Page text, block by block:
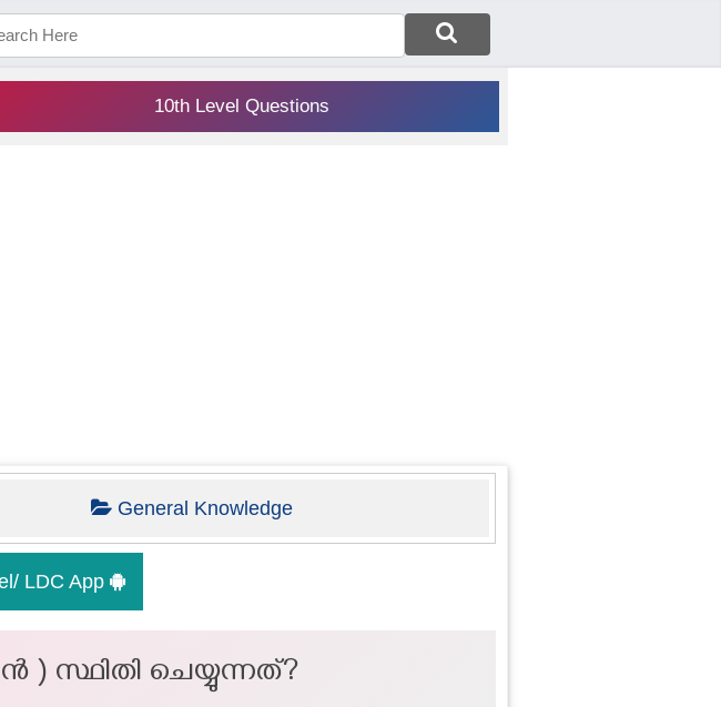
10th Level Questions
General Knowledge
LDC App
) സ്ഥിതി ചെയ്യുന്നത്?